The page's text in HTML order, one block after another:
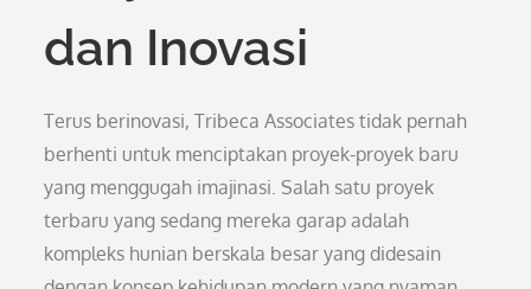
dan Inovasi
Terus berinovasi, Tribeca Associates tidak pernah
berhenti untuk menciptakan proyek-proyek baru
yang menggugah imajinasi. Salah satu proyek
terbaru yang sedang mereka garap adalah
kompleks hunian berskala besar yang didesain